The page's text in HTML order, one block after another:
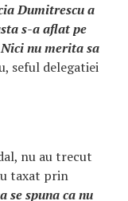
Dumitrescu a
s-a aflat pe
nu merita sa
seful delegatiei
nu au trecut
taxat prin
se spuna ca nu